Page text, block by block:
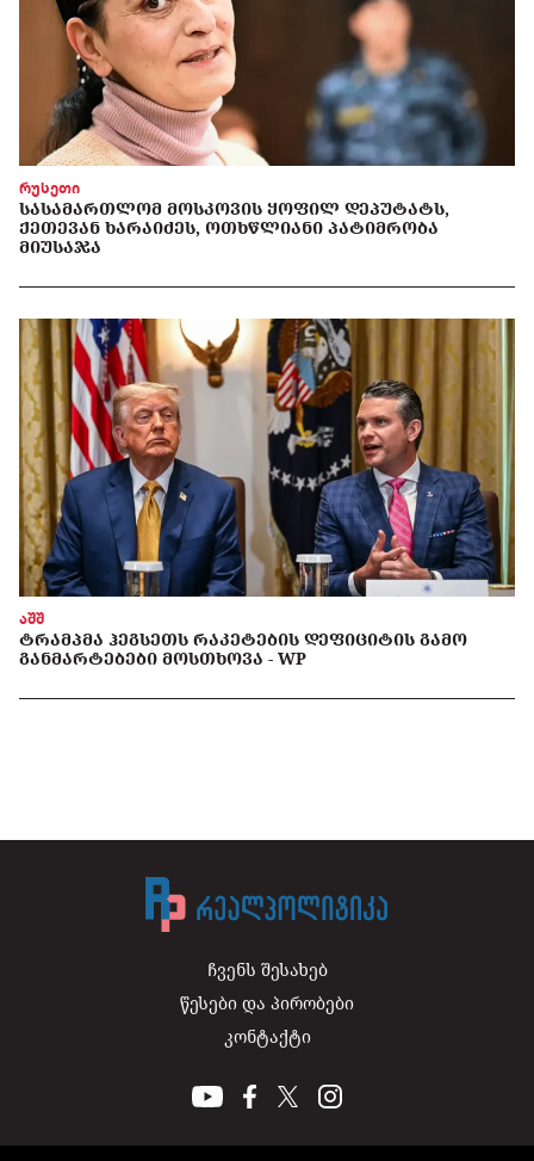
რუსეთი
ᲡᲐᲡᲐᲛᲐᲠᲗᲚᲝᲛ ᲛᲝᲡᲙᲝᲕᲘᲡ ᲧᲝᲤᲘᲚ ᲓᲔᲞᲣᲢᲐᲢᲡ,
ᲥᲔᲗᲔᲕᲐᲜ ᲮᲐᲠᲐᲘᲫᲔᲡ, ᲝᲗᲮᲬᲚᲘᲐᲜᲘ ᲞᲐᲢᲘᲛᲠᲝᲑᲐ
ᲛᲘᲣᲡᲐᲯᲐ
აშშ
ᲢᲠᲐᲛᲞᲛᲐ ᲰᲔᲒᲡᲔᲗᲡ ᲠᲐᲙᲔᲢᲔᲑᲘᲡ ᲓᲔᲤᲘᲪᲘᲢᲘᲡ ᲒᲐᲛᲝ
ᲒᲐᲜᲛᲐᲠᲢᲔᲑᲔᲑᲘ ᲛᲝᲡᲗᲮᲝᲕᲐ - WP
ჩვენს შესახებ
წესები და პირობები
კონტაქტი